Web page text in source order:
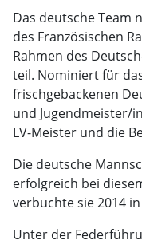
Das deutsche Team
des Französischen
Rahmen des
teil. Nominiert für
frischgebackenen
und Jugendmeister/
LV-Meister und die
Die deutsche
erfolgreich bei
verbuchte sie 2014
Unter der